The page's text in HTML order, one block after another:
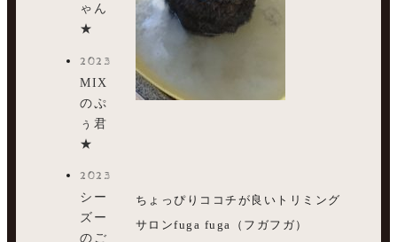
ちょっぴりココチが良いトリミング
サロンfuga fuga（フガフガ）
ゃん
★
2023.07.27
MIX
のぷ
ぅ君
★
2023.07.26
シー
ズー
のご